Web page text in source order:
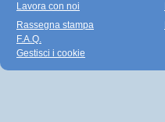
Lavora con noi
Rassegna stampa
F.A.Q.
Gestisci i cookie